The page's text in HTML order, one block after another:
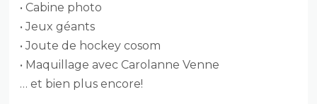
• Cabine photo
• Jeux géants
• Joute de hockey cosom
• Maquillage avec Carolanne Venne
… et bien plus encore!